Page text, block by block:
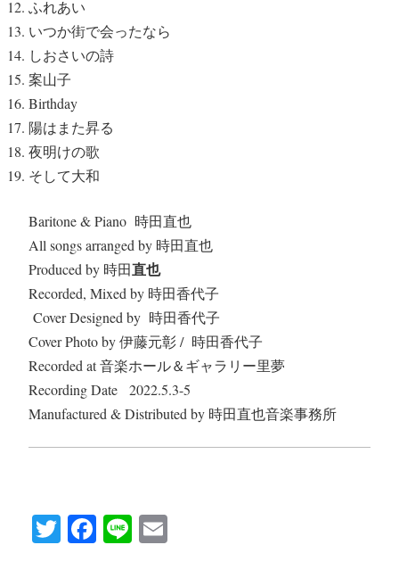
ふれあい
いつか街で会ったなら
しおさいの詩
案山子
Birthday
陽はまた昇る
夜明けの歌
そして大和
Baritone & Piano 時田直也
All songs arranged by 時田直也
Produced by 時田直也
Recorded, Mixed by 時田香代子
Cover Designed by 時田香代子
Cover Photo by伊藤元彰 / 時田香代子
Recorded at音楽ホール＆ギャラリー里夢
Recording Date
2022.5.3-5
Manufactured & Distributed by 時田直也音楽事務所
T Fa Li